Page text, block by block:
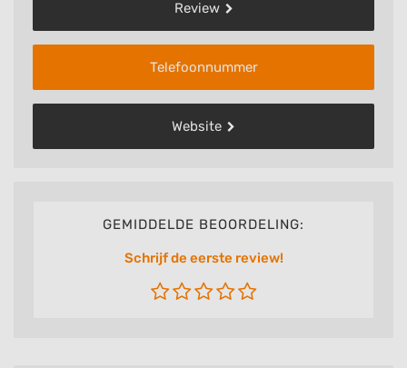
Review
Telefoonnummer
Website
GEMIDDELDE BEOORDELING:
Schrijf de eerste review!